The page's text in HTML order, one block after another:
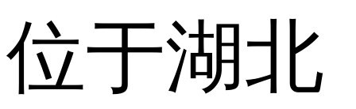
位于湖北